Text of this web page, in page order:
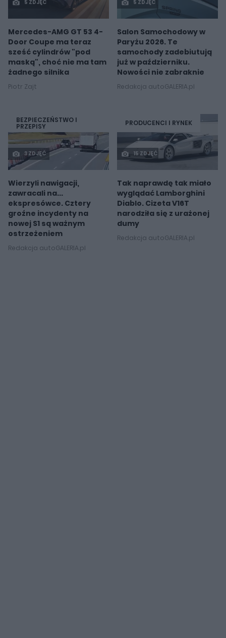
5 ZDJĘĆ
Mercedes-AMG GT 53 4-
Door Coupe ma teraz
sześć cylindrów "pod
maską", choć nie ma tam
żadnego silnika
Piotr Zajt
5 ZDJĘĆ
Salon Samochodowy w
Paryżu 2026. Te
samochody zadebiutują
już w październiku.
Nowości nie zabraknie
Redakcja autoGALERIA.pl
BEZPIECZEŃSTWO I
PRZEPISY
3 ZDJĘĆ
Wierzyli nawigacji,
zawracali na...
ekspresówce. Cztery
groźne incydenty na
nowej S1 są ważnym
ostrzeżeniem
Redakcja autoGALERIA.pl
PRODUCENCI I RYNEK
15 ZDJĘĆ
Tak naprawdę tak miało
wyglądać Lamborghini
Diablo. Cizeta V16T
narodziła się z urażonej
dumy
Redakcja autoGALERIA.pl